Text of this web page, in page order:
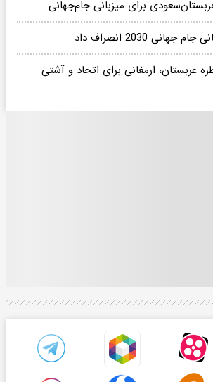
برای میزبانی جام‌جهانی
2030 انصراف داد
عربستان، ارمغانی برای اتحاد و آشتی